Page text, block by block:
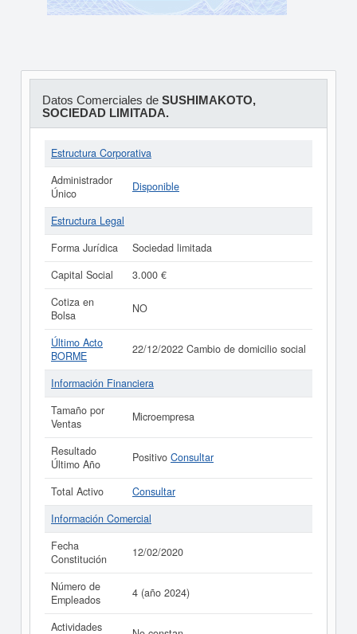
Datos Comerciales de SUSHIMAKOTO,
SOCIEDAD LIMITADA.
Estructura Corporativa
Administrador
Único
Disponible
Estructura Legal
Forma Jurídica
Sociedad limitada
Capital Social
3.000 €
Cotiza en
Bolsa
NO
Último Acto
BORME
22/12/2022 Cambio de domicilio social
Información Financiera
Tamaño por
Ventas
Microempresa
Resultado
Último Año
Positivo Consultar
Total Activo
Consultar
Información Comercial
Fecha
Constitución
12/02/2020
Número de
Empleados
4 (año 2024)
Actividades